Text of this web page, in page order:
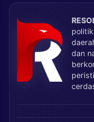
dan